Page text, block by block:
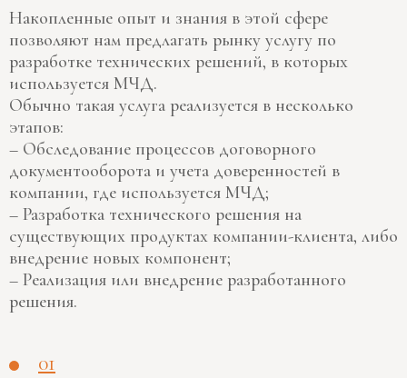
Накопленные опыт и знания в этой сфере
позволяют нам предлагать рынку услугу по
разработке технических решений, в которых
используется МЧД.
Обычно такая услуга реализуется в несколько
этапов:
– Обследование процессов договорного
документооборота и учета доверенностей в
компании, где используется МЧД;
– Разработка технического решения на
существующих продуктах компании-клиента, либо
внедрение новых компонент;
– Реализация или внедрение разработанного
решения.
01